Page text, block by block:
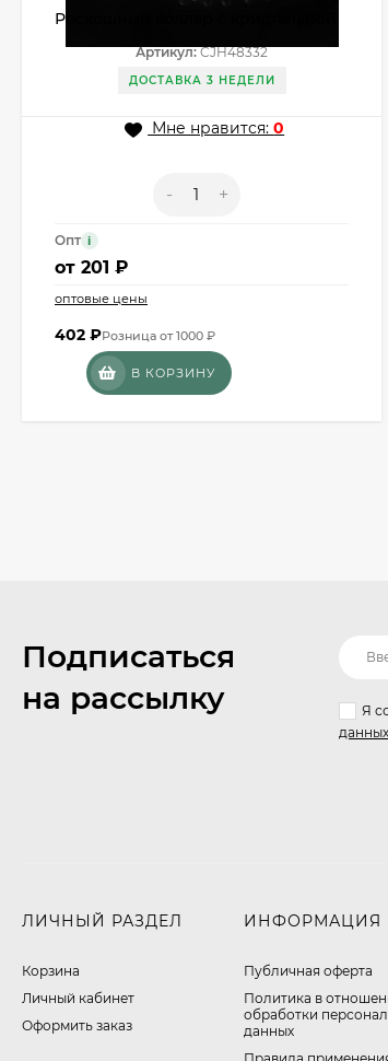
Роскошный коллар с кристальной
Артикул:CJH48332
ДОСТАВКА 3 НЕДЕЛИ
Мне нравится:0
- +
Опт i
от 201 ₽
оптовые цены
402 ₽Розница от 1000 ₽
В КОРЗИНУ
Подписаться
на рассылку
Я
данных
ЛИЧНЫЙ РАЗДЕЛ
Корзина
Личный кабинет
Оформить заказ
ИНФОРМАЦИЯ
Публичная оферта
​Политика в
обработки
данных